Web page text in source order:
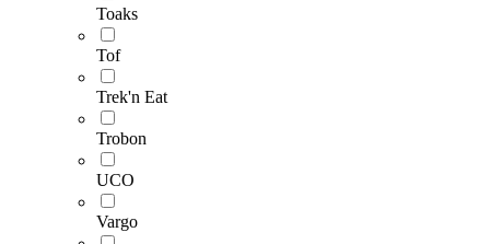
Toaks
Tof
Trek'n Eat
Trobon
UCO
Vargo